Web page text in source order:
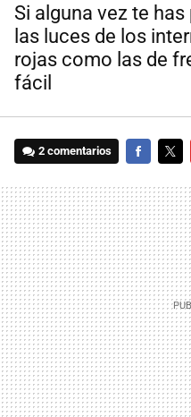
Si alguna vez te
las luces de los
rojas como las de
fácil
2 comentarios